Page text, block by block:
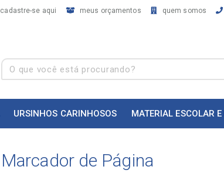
cadastre-se aqui meus orçamentos quem somos
URSINHOS CARINHOSOS MATERIAL ESCOLAR
Marcador de Página